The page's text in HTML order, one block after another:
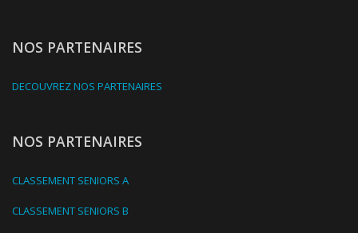
NOS PARTENAIRES
DECOUVREZ NOS PARTENAIRES
NOS PARTENAIRES
CLASSEMENT SENIORS A
CLASSEMENT SENIORS B